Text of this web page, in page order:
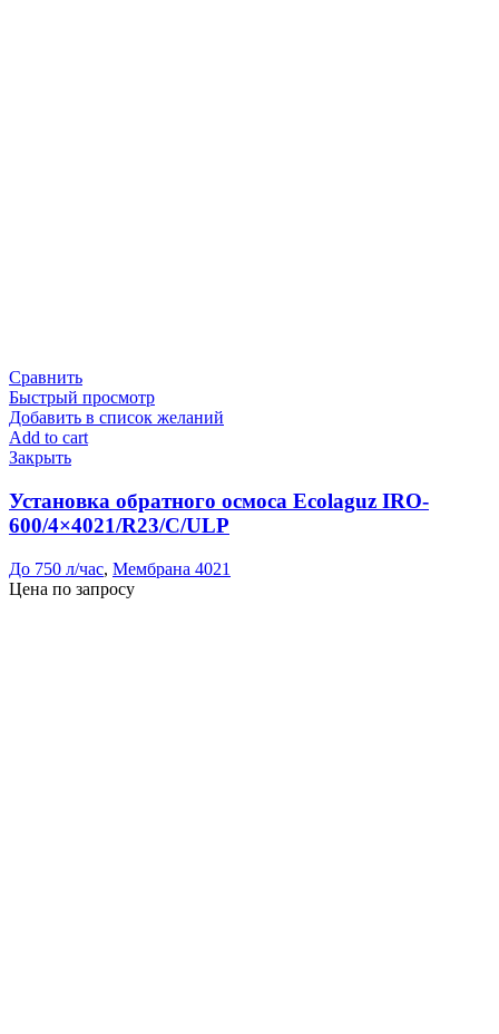
Сравнить
Быстрый просмотр
Добавить в список желаний
Add to cart
Закрыть
Установка обратного осмоса Ecolaguz IRO-
600/4×4021/R23/C/ULP
До 750 л/час, Мембрана 4021
Цена по запросу